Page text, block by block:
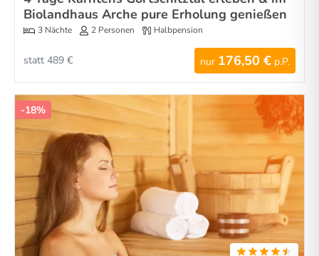
Biolandhaus Arche pure Erholung genießen
3 Nächte 2 Personen Halbpension
nur 176,50 € p.P.
statt 489 €
-18%